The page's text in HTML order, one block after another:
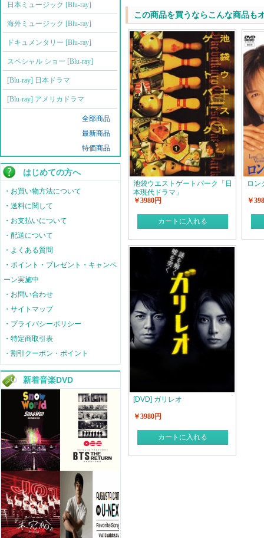
日本ミュージック [Blu-ray]
海外ミュージック [Blu-ray]
ドキュメンタリー [Blu-ray]
スペシャル ショー [Blu-ray]
[Blu-ray] 日本ドラマ
[Blu-ray] アメリカドラマ
全部商品
最新商品
特価商品
はじめての方へ
・お買い物方法について
・送料に関して
・お支払いについて
・配送について
・よくある質問
・ポイント・プレゼント・キャンペ
ーン実施中
・お問い合わせ
・サイトマップ
・プライバシーポリシー
・特定商取引表
・割引クーポン・ポイント
新着音楽DVD
この商品を買うならこんな商品も
池袋ウエストゲートパーク「日
本現代ドラマ」
￥3980円
カートに入れる
ロン
￥
[DVD] ガリレオ
￥3980円
カートに入れる